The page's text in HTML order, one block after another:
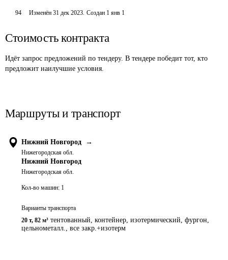
94 Изменён31 дек 2023. Создан 1 янв 1
Стоимость контракта
Идёт запрос предложений по тендеру. В тендере победит тот, кто
предложит наилучшие условия.
Маршруты и транспорт
Нижний Новгород →
Нижегородская обл.
Нижний Новгород
Нижегородская обл.
Кол-во машин: 1
Варианты транспорта
20 т, 82 м³ тентованный, контейнер, изотермический, фургон,
цельнометалл., все закр.+изотерм